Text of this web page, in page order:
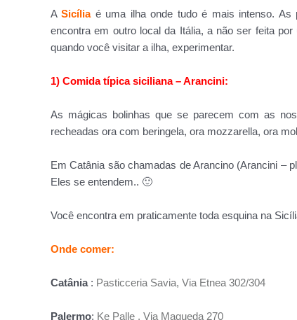
ASicília é uma ilha onde tudo é mais intenso.
encontra em outro local da Itália, a não ser feita
quando você visitar a ilha, experimentar.
1) Comida típica siciliana – Arancini:
As mágicas bolinhas que se parecem com as
recheadas ora com beringela, ora mozzarella, ora
Em Catânia são chamadas de Arancino (Arancini –
Eles se entendem.. 🙂
Você encontra em praticamente toda esquina na
Onde comer:
Catânia: Pasticceria Savia, Via Etnea 302/304
Palermo: Ke Palle , Via Maqueda 270